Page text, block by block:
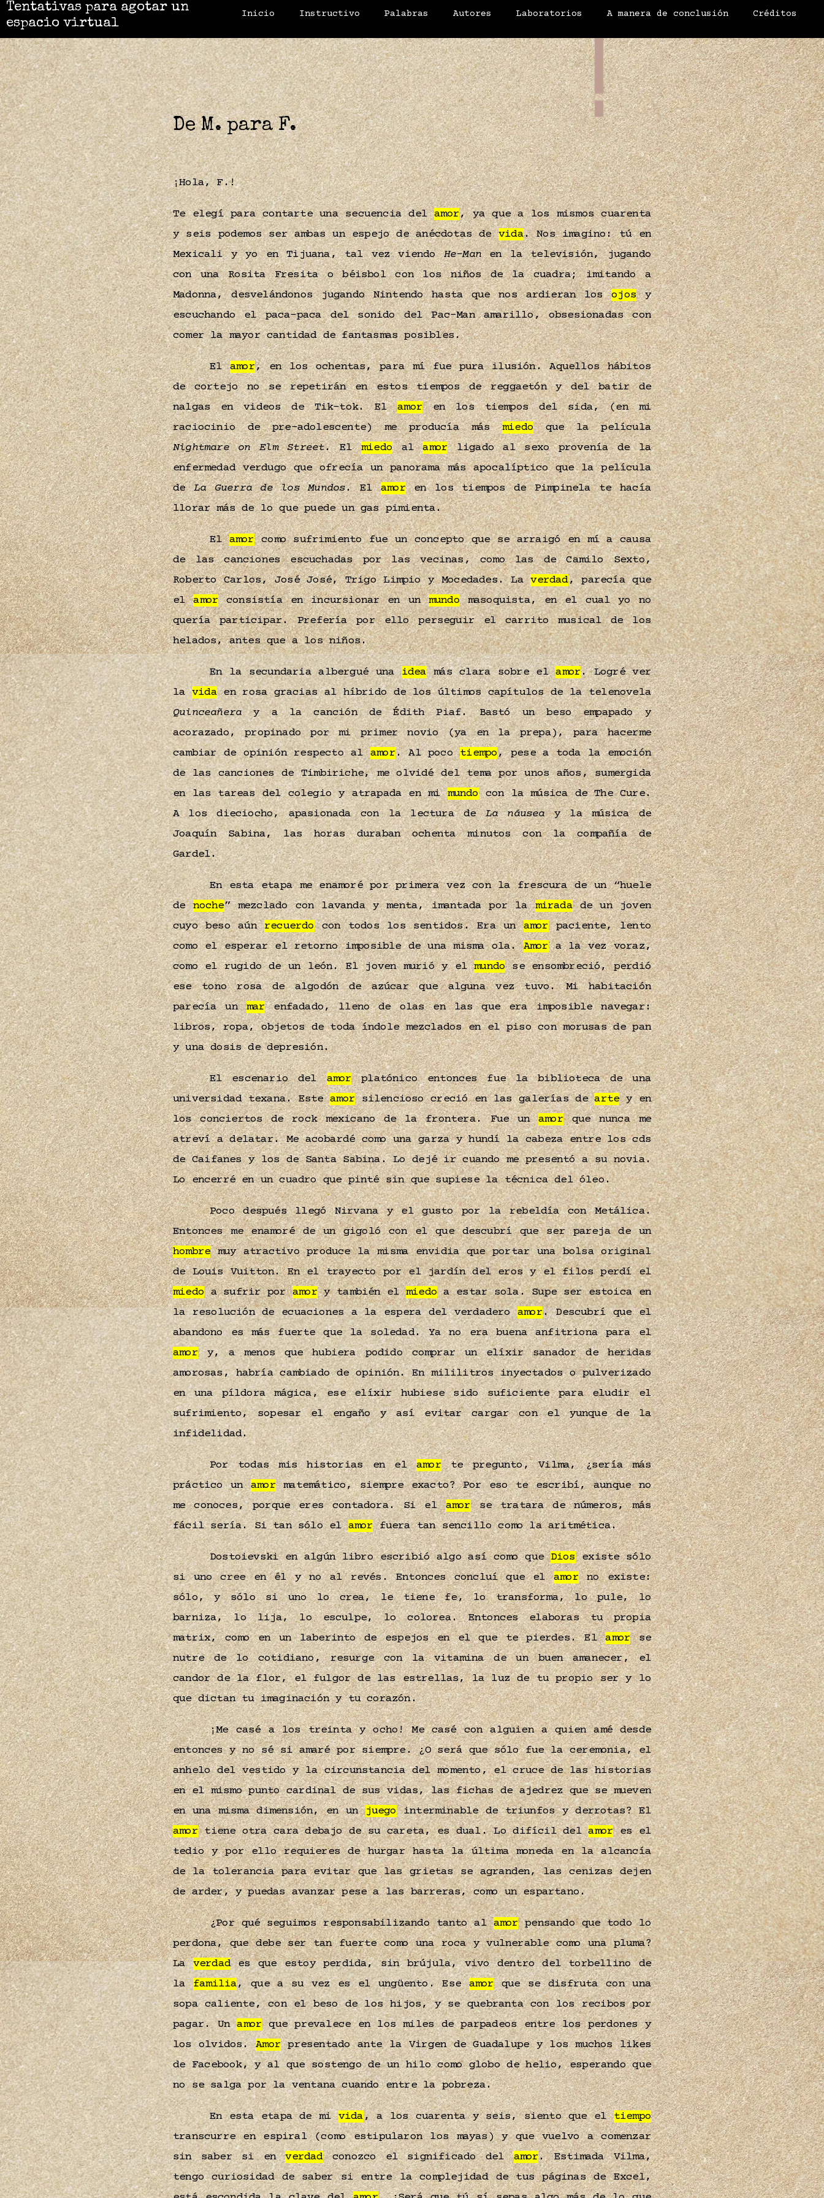
Tentativas para agotar un
espacio virtual
Inicio Instructivo Palabras Autores Laboratorios A manera de conclusión Créditos
De M. para F.
¡Hola, F.!
Te elegí para contarte una secuencia delamor, ya que a los mismos cuarenta
y seis podemos ser ambas un espejo de anécdotas devida. Nos imagino: tú en
Mexicali y yo en Tijuana, tal vez viendoHe-Manen la televisión, jugando
con una Rosita Fresita o béisbol con los niños de la cuadra; imitando a
Madonna, desvelándonos jugando Nintendo hasta que nos ardieran losojosy
escuchando el paca-paca del sonido del Pac-Man amarillo, obsesionadas con
comer la mayor cantidad de fantasmas posibles.
Elamor, en los ochentas, para mí fue pura ilusión. Aquellos hábitos
de cortejo no se repetirán en estos tiempos de reggaetón y del batir de
nalgas en videos de Tik-tok. Elamoren los tiempos del sida, (en mi
raciocinio de pre-adolescente) me producía másmiedoque la película
Nightmare on Elm Street. Elmiedoalamorligado al sexo provenía de la
enfermedad verdugo que ofrecía un panorama más apocalíptico que la película
deLa Guerra de los Mundos. Elamoren los tiempos de Pimpinela te hacía
llorar más de lo que puede un gas pimienta.
Elamorcomo sufrimiento fue un concepto que se arraigó en mí a causa
de las canciones escuchadas por las vecinas, como las de Camilo Sexto,
Roberto Carlos, José José, Trigo Limpio y Mocedades. Laverdad, parecía que
elamorconsistía en incursionar en unmundomasoquista, en el cual yo no
quería participar. Prefería por ello perseguir el carrito musical de los
helados, antes que a los niños.
En la secundaria albergué unaideamás clara sobre elamor. Logré ver
lavidaen rosa gracias al híbrido de los últimos capítulos de la telenovela
Quinceañera y a la canción de Édith Piaf. Bastó un beso empapado y
acorazado, propinado por mi primer novio (ya en la prepa), para hacerme
cambiar de opinión respecto alamor. Al pocotiempo, pese a toda la emoción
de las canciones de Timbiriche, me olvidé del tema por unos años, sumergida
en las tareas del colegio y atrapada en mimundocon la música de The Cure.
A los dieciocho, apasionada con la lectura deLa náuseay la música de
Joaquín Sabina, las horas duraban ochenta minutos con la compañía de
Gardel.
En esta etapa me enamoré por primera vez con la frescura de un “huele
denoche” mezclado con lavanda y menta, imantada por lamiradade un joven
cuyo beso aúnrecuerdocon todos los sentidos. Era unamorpaciente, lento
como el esperar el retorno imposible de una misma ola.Amora la vez voraz,
como el rugido de un león. El joven murió y elmundose ensombreció, perdió
ese tono rosa de algodón de azúcar que alguna vez tuvo. Mi habitación
parecía unmarenfadado, lleno de olas en las que era imposible navegar:
libros, ropa, objetos de toda índole mezclados en el piso con morusas de pan
y una dosis de depresión.
El escenario delamorplatónico entonces fue la biblioteca de una
universidad texana. Esteamorsilencioso creció en las galerías deartey en
los conciertos de rock mexicano de la frontera. Fue unamorque nunca me
atreví a delatar. Me acobardé como una garza y hundí la cabeza entre los cds
de Caifanes y los de Santa Sabina. Lo dejé ir cuando me presentó a su novia.
Lo encerré en un cuadro que pinté sin que supiese la técnica del óleo.
Poco después llegó Nirvana y el gusto por la rebeldía con Metálica.
Entonces me enamoré de un gigoló con el que descubrí que ser pareja de un
hombremuy atractivo produce la misma envidia que portar una bolsa original
de Louis Vuitton. En el trayecto por el jardín del eros y el filos perdí el
miedoa sufrir poramory también elmiedoa estar sola. Supe ser estoica en
la resolución de ecuaciones a la espera del verdaderoamor. Descubrí que el
abandono es más fuerte que la soledad. Ya no era buena anfitriona para el
amory, a menos que hubiera podido comprar un elíxir sanador de heridas
amorosas, habría cambiado de opinión. En mililitros inyectados o pulverizado
en una píldora mágica, ese elíxir hubiese sido suficiente para eludir el
sufrimiento, sopesar el engaño y así evitar cargar con el yunque de la
infidelidad.
Por todas mis historias en elamorte pregunto, Vilma, ¿sería más
práctico unamormatemático, siempre exacto? Por eso te escribí, aunque no
me conoces, porque eres contadora. Si elamorse tratara de números, más
fácil sería. Si tan sólo elamorfuera tan sencillo como la aritmética.
Dostoievski en algún libro escribió algo así como queDiosexiste sólo
si uno cree en él y no al revés. Entonces concluí que elamorno existe:
sólo, y sólo si uno lo crea, le tiene fe, lo transforma, lo pule, lo
barniza, lo lija, lo esculpe, lo colorea. Entonces elaboras tu propia
matrix, como en un laberinto de espejos en el que te pierdes. Elamorse
nutre de lo cotidiano, resurge con la vitamina de un buen amanecer, el
candor de la flor, el fulgor de las estrellas, la luz de tu propio ser y lo
que dictan tu imaginación y tu corazón.
¡Me casé a los treinta y ocho! Me casé con alguien a quien amé desde
entonces y no sé si amaré por siempre. ¿O será que sólo fue la ceremonia, el
anhelo del vestido y la circunstancia del momento, el cruce de las historias
en el mismo punto cardinal de sus vidas, las fichas de ajedrez que se mueven
en una misma dimensión, en unjuegointerminable de triunfos y derrotas? El
amortiene otra cara debajo de su careta, es dual. Lo difícil delamores el
tedio y por ello requieres de hurgar hasta la última moneda en la alcancía
de la tolerancia para evitar que las grietas se agranden, las cenizas dejen
de arder, y puedas avanzar pese a las barreras, como un espartano.
¿Por qué seguimos responsabilizando tanto alamorpensando que todo lo
perdona, que debe ser tan fuerte como una roca y vulnerable como una pluma?
Laverdades que estoy perdida, sin brújula, vivo dentro del torbellino de
lafamilia, que a su vez es el ungüento. Eseamorque se disfruta con una
sopa caliente, con el beso de los hijos, y se quebranta con los recibos por
pagar. Unamorque prevalece en los miles de parpadeos entre los perdones y
los olvidos.Amorpresentado ante la Virgen de Guadalupe y los muchos likes
de Facebook, y al que sostengo de un hilo como globo de helio, esperando que
no se salga por la ventana cuando entre la pobreza.
En esta etapa de mivida, a los cuarenta y seis, siento que eltiempo
transcurre en espiral (como estipularon los mayas) y que vuelvo a comenzar
sin saber si enverdadconozco el significado delamor. Estimada Vilma,
tengo curiosidad de saber si entre la complejidad de tus páginas de Excel,